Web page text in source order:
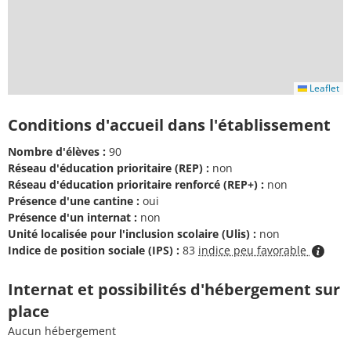
Leaflet
Conditions d'accueil dans l'établissement
Nombre d'élèves : 90
Réseau d'éducation prioritaire (REP) : non
Réseau d'éducation prioritaire renforcé (REP+) : non
Présence d'une cantine : oui
Présence d'un internat : non
Unité localisée pour l'inclusion scolaire (Ulis) : non
Indice de position sociale (IPS) : 83 indice peu favorable
Internat et possibilités d'hébergement sur
place
Aucun hébergement